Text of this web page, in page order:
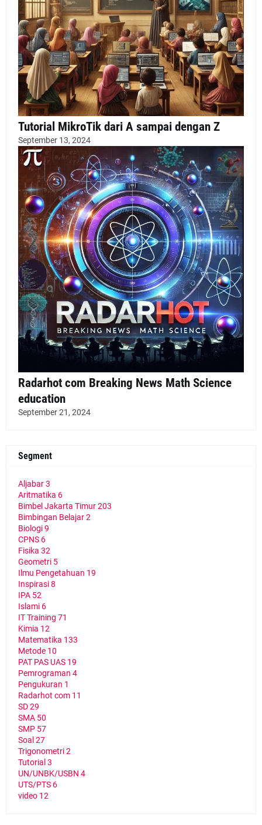
Tutorial MikroTik dari A sampai dengan Z
September 13, 2024
Radarhot com Breaking News Math Science
education
September 21, 2024
Segment
Aljabar3
Aritmatika 6
Bimbel Jakarta Timur203
Bimbingan Belajar2
Biologi9
CPNS 6
Fisika 32
Geometri 5
Ilmu Pengetahuan 19
Inspirasi8
IPA 52
Islami 6
IT Training 71
Kimia 12
Matematika 133
Metode 10
PAT PAS UAS 19
Pemrograman 4
Pengukuran 1
Radarhot com 11
SD29
SMA 50
SMP 57
Soal 27
Trigonometri2
Tutorial 3
UN/UNBK/USBN 4
UTS/PTS 6
video 12